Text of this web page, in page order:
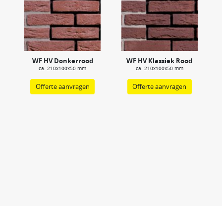
WF HV Donkerrood
ca. 210x100x50 mm
Offerte aanvragen
WF HV Klassiek Rood
ca. 210x100x50 mm
Offerte aanvragen